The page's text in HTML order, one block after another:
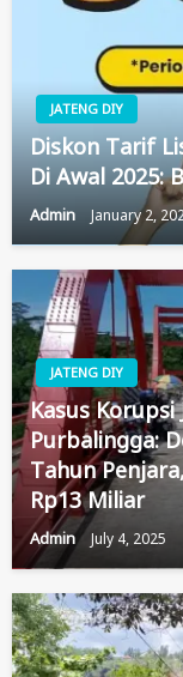
JATENG DIY
Diskon Tarif
Di Awal 2025:
Admin January 2,
JATENG DIY
Kasus
Purbalingga:
Tahun
Rp13 Miliar
Admin July 4, 2025